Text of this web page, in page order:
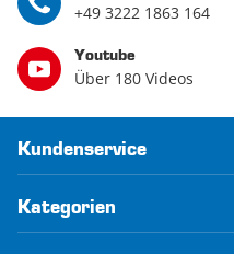
+49 3222 1863 164
Youtube
Über 180 Videos
Kundenservice
Kategorien